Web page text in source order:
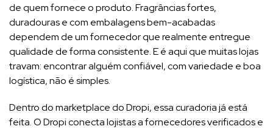
de quem fornece o produto. Fragrâncias fortes,
duradouras e com embalagens bem-acabadas
dependem de um fornecedor que realmente entregue
qualidade de forma consistente. E é aqui que muitas lojas
travam: encontrar alguém confiável, com variedade e boa
logística, não é simples.
Dentro do marketplace do Dropi, essa curadoria já está
feita. O Dropi conecta lojistas a fornecedores verificados e